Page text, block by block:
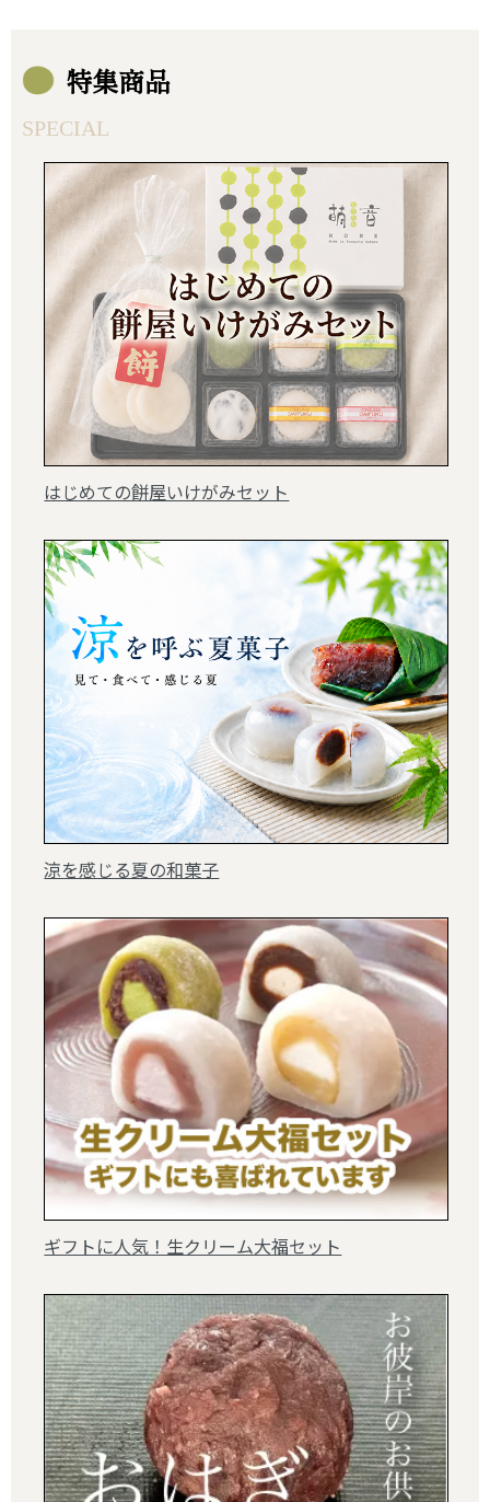
特集商品
SPECIAL
はじめての餅屋いけがみセット
涼を感じる夏の和菓子
ギフトに人気！生クリーム大福セット